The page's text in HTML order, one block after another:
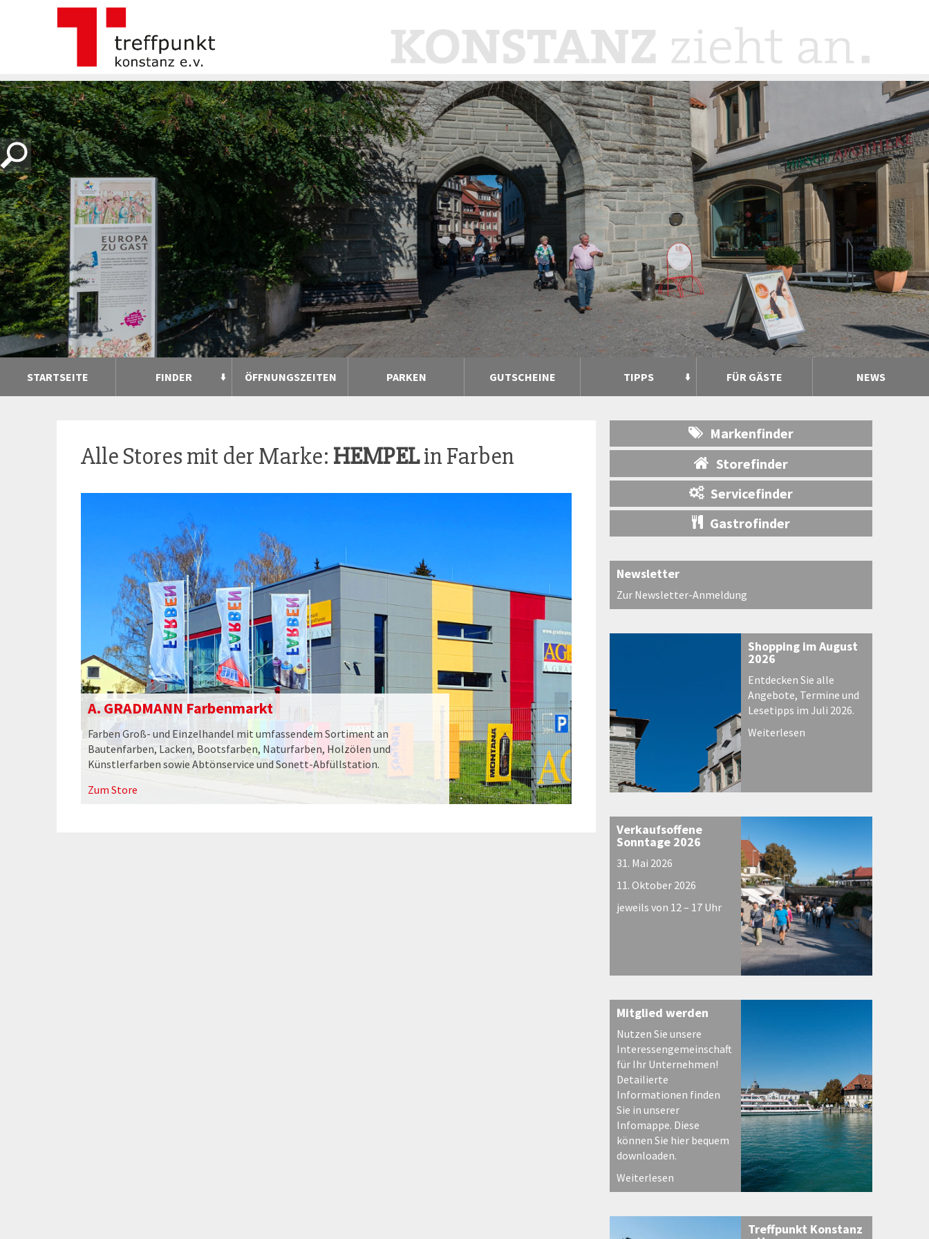
STARTSEITE FINDER ÖFFNUNGSZEITEN PARKEN GUTSCHEINE TIPPS FÜR GÄSTE NEWS
Alle Stores mit der Marke: HEMPELin Farben
A. GRADMANN Farbenmarkt
Farben Groß- und Einzelhandel mit umfassendem Sortiment an
Bautenfarben, Lacken, Bootsfarben, Naturfarben, Holzölen und
Künstlerfarben sowie Abtönservice und Sonett-Abfüllstation.
Zum Store
Markenfinder
Storefinder
Servicefinder
Gastrofinder
Newsletter
Zur Newsletter-Anmeldung
Shopping im August
2026
Entdecken Sie alle
Angebote, Termine und
Lesetipps im Juli 2026.
Weiterlesen
Verkaufsoffene
Sonntage 2026
31. Mai 2026
11. Oktober 2026
jeweils von 12 – 17 Uhr
Mitglied werden
Nutzen Sie unsere
Interessengemeinschaft
für Ihr Unternehmen!
Detailierte
Informationen finden
Sie in unserer
Infomappe. Diese
können Sie hier bequem
downloaden.
Weiterlesen
Treffpunkt Konstanz